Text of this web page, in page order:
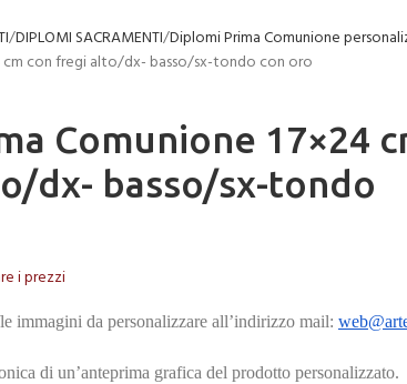
DIPLOMI SACRAMENTI Diplomi Prima Comunione
cm con fregi alto/dx- basso/sx-tondo con oro
Comunione 17×24
dx- basso/sx-tondo
i prezzi
immagini da personalizzare all’indirizzo mail:
di un’anteprima grafica del prodotto personalizzato.